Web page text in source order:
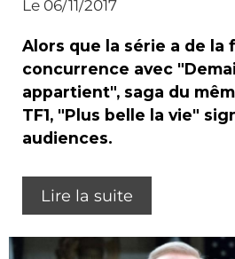
Le 06/11/2017
Alors que la série a de la
concurrence avec
appartient", saga du
TF1, "Plus belle la vie"
audiences.
Lire la suite